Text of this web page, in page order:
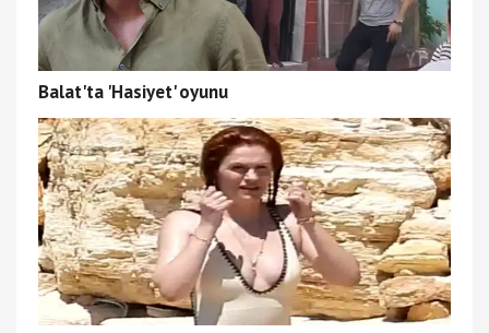
Balat'ta 'Hasiyet' oyunu